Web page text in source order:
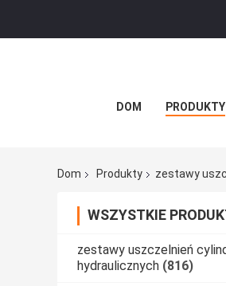
DOM PRODUKTY
Dom Produkty zestawy
WSZYSTKIE
zestawy uszczelnień
hydraulicznych (816)